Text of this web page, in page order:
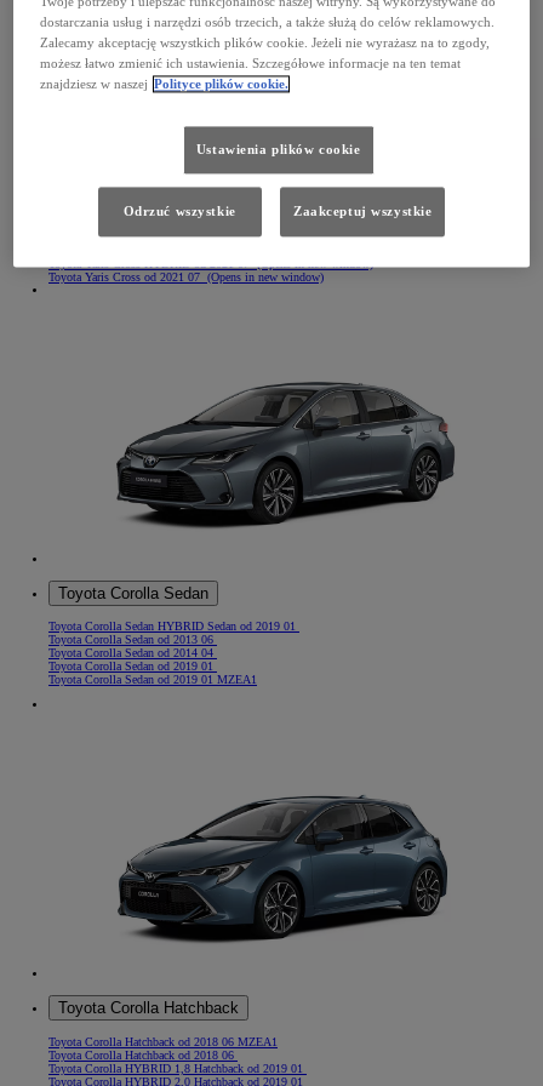
Toyota Yaris Cross HYBRID od 2021 07(Opens in new window)
Toyota Yaris Cross od 2021 07 (Opens in new window)
Toyota Corolla Sedan
Toyota Corolla Sedan HYBRID Sedan od 2019 01
Toyota Corolla Sedan od 2013 06
Toyota Corolla Sedan od 2014 04
Toyota Corolla Sedan od 2019 01
Toyota Corolla Sedan od 2019 01 MZEA1
Toyota Corolla Hatchback
Toyota Corolla Hatchback od 2018 06 MZEA1
Toyota Corolla Hatchback od 2018 06
Toyota Corolla HYBRID 1,8 Hatchback od 2019 01
Toyota Corolla HYBRID 2,0 Hatchback od 2019 01
dostarczania usług i narzędzi osób trzecich, a także służą do celów reklamowych.
Zalecamy akceptację wszystkich plików cookie. Jeżeli nie wyrażasz na to zgody,
możesz łatwo zmienić ich ustawienia. Szczegółowe informacje na ten temat
znajdziesz w naszej Polityce plików cookie.
Ustawienia plików cookie
Odrzuć wszystkie Zaakceptuj wszystkie